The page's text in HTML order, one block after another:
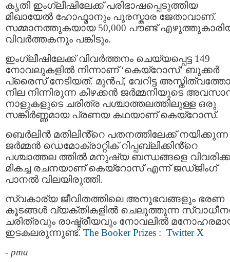
കൃതി ഇംഗ്ലീഷിലേക്ക് പരിഭാഷപ്പെടുത്തിയ
മിഖായേൽ ഹോഫ്മാനും പുരസ്കാര ജേതാവാണ്.
സമ്മാനത്തുകയായ 50,000 പൗണ്ട്
വിവര്‍ത്തകനും പങ്കിടും.
ഇംഗ്ലീഷിലേക്ക് വിവർത്തനം ചെയ്യപ്പെട്ട 149
നോവലുകളിൽ നിന്നാണ് ‘കെയ്റോസ്’ ബുക്കർ
പ്രൈസ് നേടിയത്. മുൻപ്, വേറിട്ട
നില നിന്നിരുന്ന കിഴക്കൻ ജർമ്മനിയുടെ
നാളുകളുടെ ചരിത്ര പശ്ചാത്തലത്തിലുള്ള ഒരു
സങ്കീർണ്ണമായ പ്രണയ കഥയാണ് കെയ്റോസ്.
ബെർലിൻ മതിലിൻ്റെ പതനത്തിലേക്ക് നയിക്കുന്ന
ജർമ്മൻ ഡെമോക്രാറ്റിക് റിപ്പബ്ലിക്കിൻ്റെ
പശ്ചാത്തല ത്തിൽ മനുഷ്യ ബന്ധങ്ങളെ
മികച്ച രചനയാണ് കെയ്റോസ് എന്ന് ജഡ്ജിംഗ്
പാനൽ വിലയിരുത്തി.
സ്വകാര്യ ജീവിതത്തിലെ അനുഭവങ്ങളും ഭരണ
കൂടങ്ങൾ വ്യക്തികളിൽ ചെലുത്തുന്ന
ചരിത്രവും രാഷ്ട്രീയവും നോവലിൽ
ഇടകലരുന്നുണ്ട്. The Booker Prizes : Twitter X
- pma